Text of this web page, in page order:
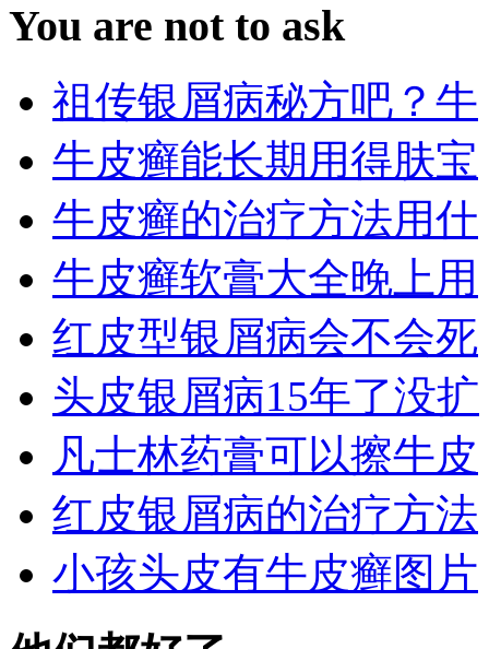
You are not to ask
祖传银屑病秘方吧？牛
牛皮癣能长期用得肤宝
牛皮癣的治疗方法用什
牛皮癣软膏大全晚上用
红皮型银屑病会不会死
头皮银屑病15年了没扩
凡士林药膏可以擦牛皮
红皮银屑病的治疗方法
小孩头皮有牛皮癣图片